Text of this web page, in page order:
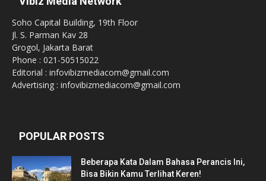
Soho Capital Building, 19th Floor
Jl. S. Parman Kav 28
Grogol, Jakarta Barat
Phone : 021-50515022
Editorial : infovibizmediacom@gmail.com
Advertising : infovibizmediacom@gmail.com
POPULAR POSTS
Beberapa Kata Dalam Bahasa Perancis Ini,
Bisa Bikin Kamu Terlihat Keren!